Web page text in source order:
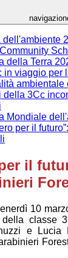
dell'ambiente
della Terra
in viaggio per
ambientale
della 3Cc
Mondiale
per il
il
10
classe
e Lucia